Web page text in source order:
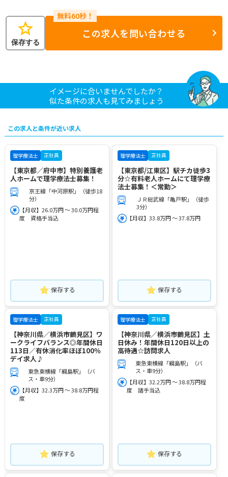
star
保存する
この求人を問い合わせる
イメージに合いませんでしたか？
似た条件の求人も見てみましょう
この求人と条件が近い求人
理学療法士 正社員
【東京都／府中市】特別養護老
人ホームで理学療法士募集！
京王線「中河原駅」（徒歩18
分）
【月収】26.0万円 ～ 30.0万円程
度 資格手当込
保存する
理学療法士 正社員
【東京都/江東区】駅チカ徒歩3
分☆有料老人ホームにて理学療
法士募集！＜常勤＞
ＪＲ総武線「亀戸駅」（徒歩
3分）
【月収】33.8万円 ～ 37.8万円
保存する
理学療法士 正社員
【神奈川県／横浜市鶴見区】ワ
ークライフバランス◎年間休日
113日／有休消化率ほぼ100％
デイ求人♪
東急東横線「綱島駅」（バ
ス・車9分）
【月収】32.3万円 ～ 38.8万円程
度
保存する
理学療法士 正社員
【神奈川県／横浜市鶴見区】土
日休み！年間休日120日以上の
高待遇☆訪問求人
東急東横線「綱島駅」（バ
ス・車9分）
【月収】32.2万円 ～ 38.8万円程
度 諸手当込
保存する